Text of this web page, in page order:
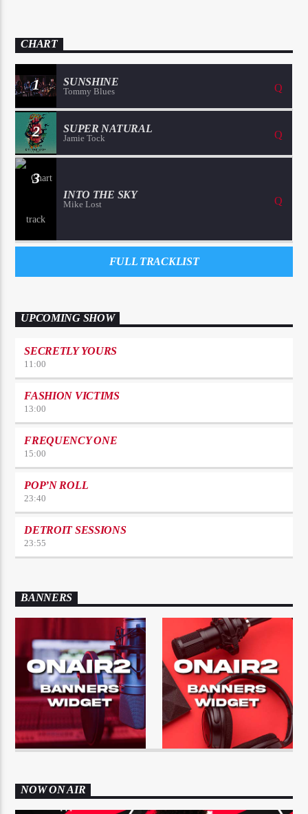
CHART
1 SUNSHINE
Tommy Blues
2 SUPER NATURAL
Jamie Tock
3
INTO THE SKY
Mike Lost
FULL TRACKLIST
UPCOMING SHOW
SECRETLY YOURS
11:00
FASHION VICTIMS
13:00
FREQUENCY ONE
15:00
POP’N ROLL
23:40
DETROIT SESSIONS
23:55
BANNERS
NOW ON AIR